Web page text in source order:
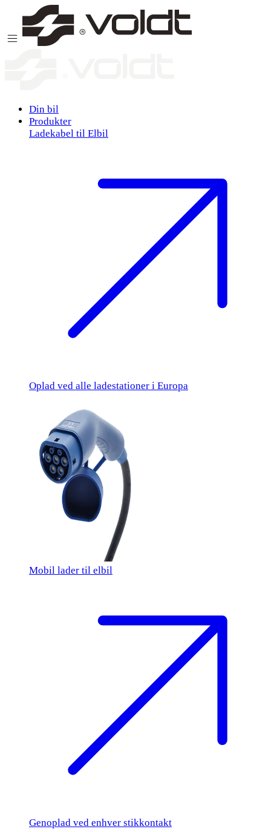
Gå til indhold
Din bil
Produkter
Ladekabel til Elbil
Oplad ved alle ladestationer i Europa
Mobil lader til elbil
Genoplad ved enhver stikkontakt